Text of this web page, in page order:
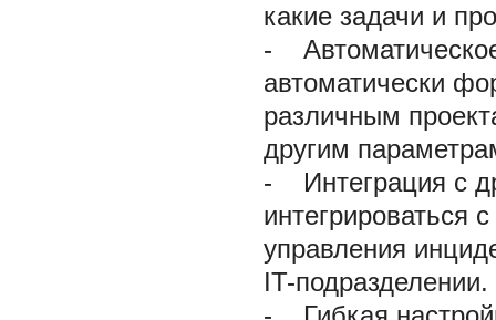
какие задачи и
-
автоматически
различным
другим
-
Интеграция с
интегрироваться
управления
IT-подразделении.